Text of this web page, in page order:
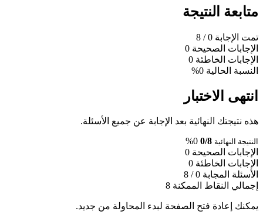
متابعة النتيجة
تمت الإجابة 0
/ 8
الإجابات الصحيحة 0
الإجابات الخاطئة 0
النسبة الحالية 0%
انتهى الاختبار
هذه نتيجتك النهائية بعد الإجابة عن جميع الأسئلة.
النتيجة النهائية 0/8
0%
الإجابات الصحيحة 0
الإجابات الخاطئة 0
الأسئلة المجابة 0 / 8
إجمالي النقاط الممكنة 8
يمكنك إعادة فتح الصفحة لبدء المحاولة من جديد.